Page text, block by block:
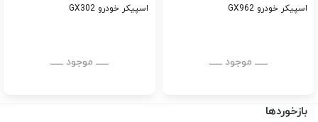
اسپیکر خودرو GX962
ــــــ موجود ــــــ
اسپیکر خودرو GX302
ــــــ موجود ــــــ
بازخوردها